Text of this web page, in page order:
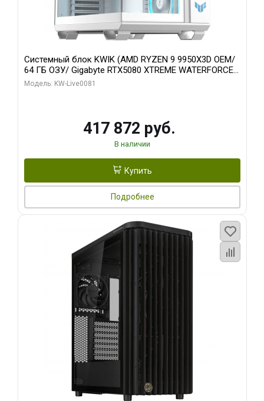
Системный блок KWIK (AMD RYZEN 9 9950X3D OEM/
64 ГБ ОЗУ/ Gigabyte RTX5080 XTREME WATERFORCE
16GB GDDR7 256bit/ 1 ТБ SSD)
Модель: KW-Live0081
417 872 руб.
В наличии
Купить
Подробнее